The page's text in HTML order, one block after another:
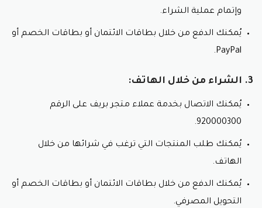
منظف الأحذية: يُنظف منظف بريف الأحذية ويُلمعها.
بالإضافة إلى ذلك، يقدم متجر بريف للمنظفات مجموعة من
منظفات للملابس الملونة.
منظفات للأرضيات الخشبية.
منظفات للأرضيات الرخامية
بريف.
منظفات للأسطح المعدنية.
وإتمام عملية الشراء.
يُمكنك الدفع من خلال بطاقات الائتمان أو بطاقات الخصم أو
PayPal.
3. الشراء من خلال الهاتف:
يُمكنك الاتصال بخدمة عملاء متجر بريف على الرقم
920000300.
يُمكنك طلب المنتجات التي ترغب في شرائها من خلال
الهاتف.
يُمكنك الدفع من خلال بطاقات الائتمان أو بطاقات الخصم أو
التحويل المصرفي.